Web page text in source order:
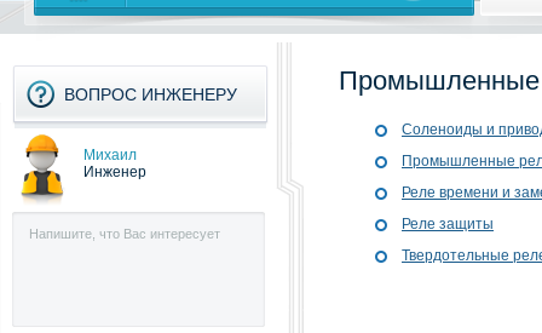
ВОПРОС ИНЖЕНЕРУ
Михаил
Инженер
Промышленные
Cоленоиды и
Промышленные
Реле времени и
Реле защиты
Твердотельные